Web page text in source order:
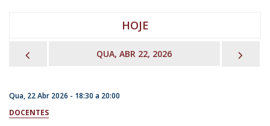
HOJE
QUA, ABR 22, 2026
Qua, 22 Abr 2026 - 18:30 a 20:00
DOCENTES